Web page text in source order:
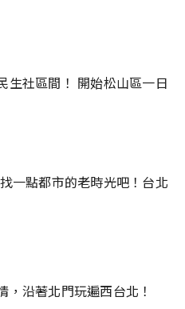
生社區間！ 開始松山區一日
一點都市的老時光吧！台北
，沿著北門玩遍西台北！